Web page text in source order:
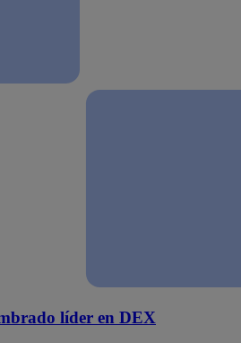
líder en DEX